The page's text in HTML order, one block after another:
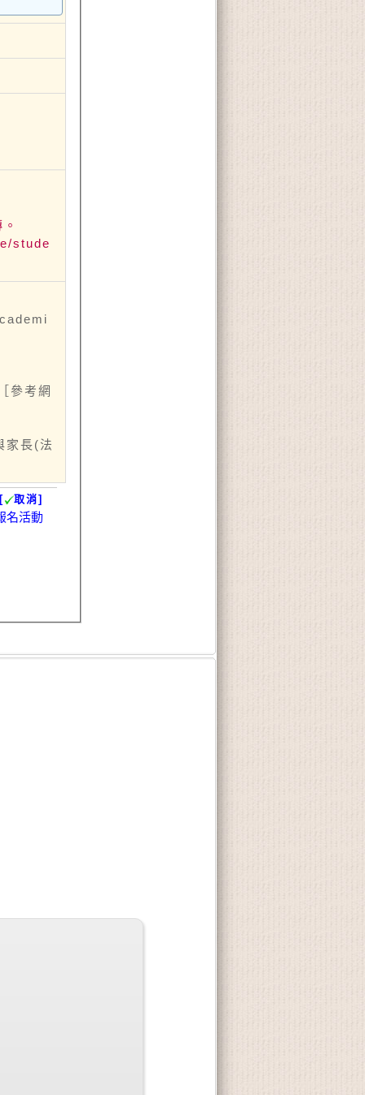
stude
參考網
家長(法
取消]
名活動